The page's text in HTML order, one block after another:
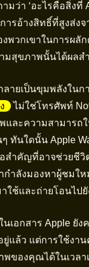
ว่า ‘อะไรคือสิ่งที่
ารอ้างสิทธิ์ที่สูงส่ง
พวกเขาในการผลั
มสุขภาพนั้นได้ผลส
ลายเป็นขุมพลังใน
ไม่ใช่โทรศัพท์
และความสามารถ
ทันใดนั้น Apple
สำคัญที่อาจช่วยชีวิ
กำลังมองหาผู้ชม
ช้และถ่ายโอนไป
เอกสาร Apple ยัง
ยู่แล้ว แต่การใช้ง
พของคุณได้ในเวล